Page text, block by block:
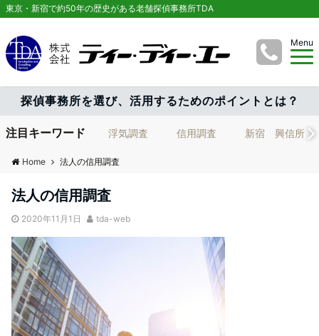
東京・新宿で約50年の歴史がある老舗探偵事務所TDA
Menu
探偵事務所を選び、活用するためのポイントとは？
注目キーワード 浮気調査 信用調査 新宿 興信所
Home 法人の信用調査
法人の信用調査
2020年11月1日 tda-web